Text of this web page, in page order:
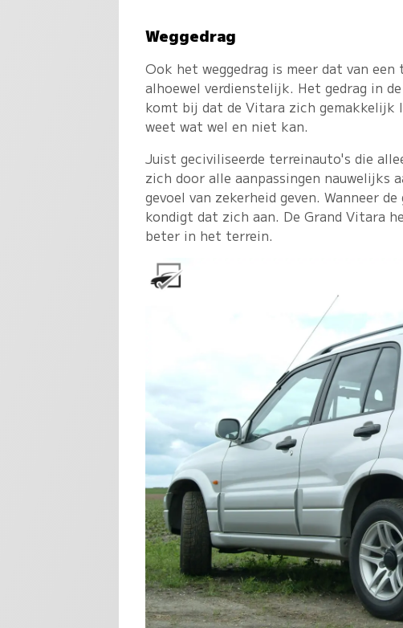
Weggedrag
Ook het weggedrag is meer dat van
alhoewel verdienstelijk. Het gedrag in
komt bij dat de Vitara zich gemakkelijk
weet wat wel en niet kan.
Juist geciviliseerde terreinauto's die
zich door alle aanpassingen nauwelijks
gevoel van zekerheid geven. Wanneer
kondigt dat zich aan. De Grand Vitara
beter in het terrein.